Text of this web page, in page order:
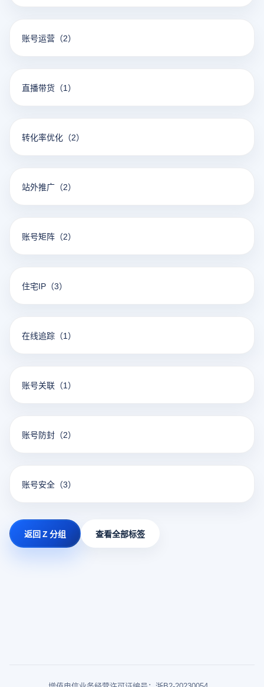
账号运营 （2）
直播带货 （1）
转化率优化 （2）
站外推广 （2）
账号矩阵 （2）
住宅IP （3）
在线追踪 （1）
账号关联 （1）
账号防封 （2）
账号安全 （3）
返回 Z 分组 查看全部标签